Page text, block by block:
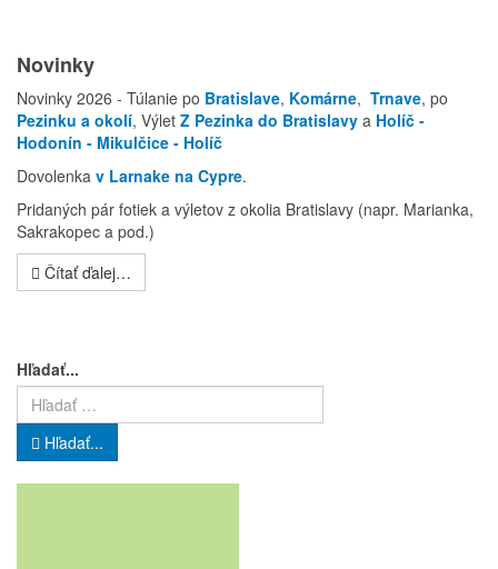
Novinky
Novinky 2026 - Túlanie po Bratislave, Komárne, Trnave, po
Pezinku a okolí, Výlet Z Pezinka do Bratislavy a Holíč -
Hodonín - Mikulčice - Holíč
Dovolenka v Larnake na Cypre.
Pridaných pár fotiek a výletov z okolia Bratislavy (napr. Marianka,
Sakrakopec a pod.)
Čítať ďalej…
Hľadať...
Hľadať...